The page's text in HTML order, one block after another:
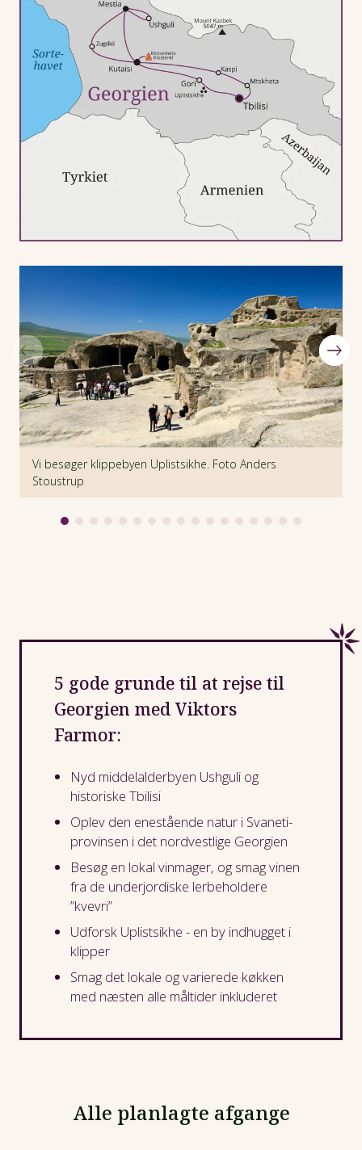
Men ikke mindst er mødet med georgierne og deres
helt særlige sprog og historie med til at skabe en unik
oplevelse af det lille land i Kaukasus.
Læs en beretning med indtryk fra Svaneti
Vi besøger klippebyen Uplistsikhe. Foto Anders
Stoustrup
5 gode grunde til at rejse til
Georgien med Viktors
Farmor:
Nyd middelalderbyen Ushguli og
historiske Tbilisi
Oplev den enestående natur i Svaneti-
provinsen i det nordvestlige Georgien
Besøg en lokal vinmager, og smag vinen
fra de underjordiske lerbeholdere
”kvevri”
Udforsk Uplistsikhe - en by indhugget i
klipper
Smag det lokale og varierede køkken
med næsten alle måltider inkluderet
Alle planlagte afgange